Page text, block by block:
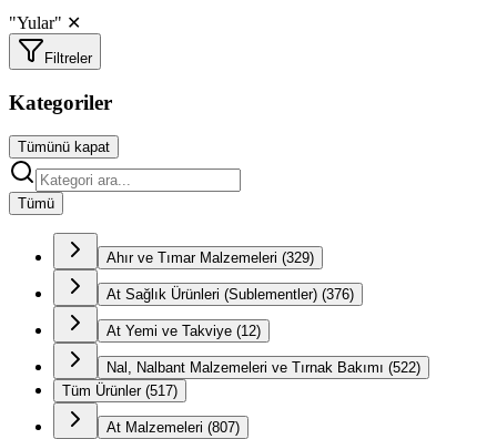
"Yular" ✕
Filtreler
Kategoriler
Tümünü kapat
Tümü
Ahır ve Tımar Malzemeleri (329)
At Sağlık Ürünleri (Sublementler) (376)
At Yemi ve Takviye (12)
Nal, Nalbant Malzemeleri ve Tırnak Bakımı (522)
Tüm Ürünler (517)
At Malzemeleri (807)